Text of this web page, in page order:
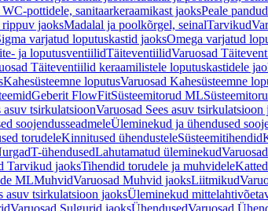
pottidele, sanitaarkeraamikast jaoksPeale pandud
jaoksMadalal ja poolkõrgel, seinalTarvikud
varjatud loputuskastid jaoksOmega varjatud
ja loputusventiilidTäiteventiilidVaruosad
Täiteventiilid keraamilistele loputuskastidele
Kahesüsteemne loputusVaruosad Kahesüsteemne
Geberit FlowFitSüsteemitorud ML
asuv tsirkulatsioonVaruosad Sees asuv tsirkulatsioon
soojendusseadmeleÜleminekud ja ühendused
torudeleKinnitused ühendusteleSüsteemitihendid
T-ühendusedLahutamatud üleminekud
Tarvikud jaoksTihendid torudele ja muhvidele
MLMuhvidVaruosad Muhvid jaoksLiitmikud
asuv tsirkulatsioon jaoksÜleminekud
Varuosad Sulgurid jaoksÜhendusedVaruosad